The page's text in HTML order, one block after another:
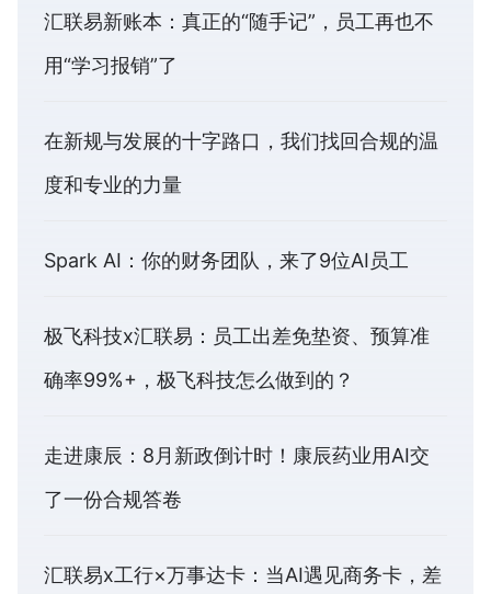
汇联易新账本：真正的“随手记”，员工再也不
用“学习报销”了
在新规与发展的十字路口，我们找回合规的温
度和专业的力量
Spark AI：你的财务团队，来了9位AI员工
极飞科技x汇联易：员工出差免垫资、预算准
确率99%+，极飞科技怎么做到的？
走进康辰：8月新政倒计时！康辰药业用AI交
了一份合规答卷
汇联易x工行×万事达卡：当AI遇见商务卡，差